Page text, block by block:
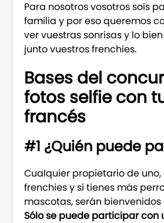
Para nosotros vosotros sois
familia y por eso queremos
ver vuestras sonrisas y lo
junto vuestros frenchies.
Bases del
fotos selfie con
francés
#1 ¿Quién puede
Cualquier propietario de uno,
frenchies y si tienes más
mascotas, serán bienvenidos
Sólo se puede participar con